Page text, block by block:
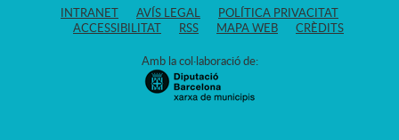
INTRANET AVÍS LEGAL
POLÍTICA PRIVACITAT
ACCESSIBILITAT
RSS MAPA WEB CRÈDITS
Amb la col·laboració de: